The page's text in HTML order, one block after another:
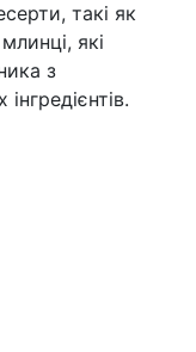
такі як
які
з